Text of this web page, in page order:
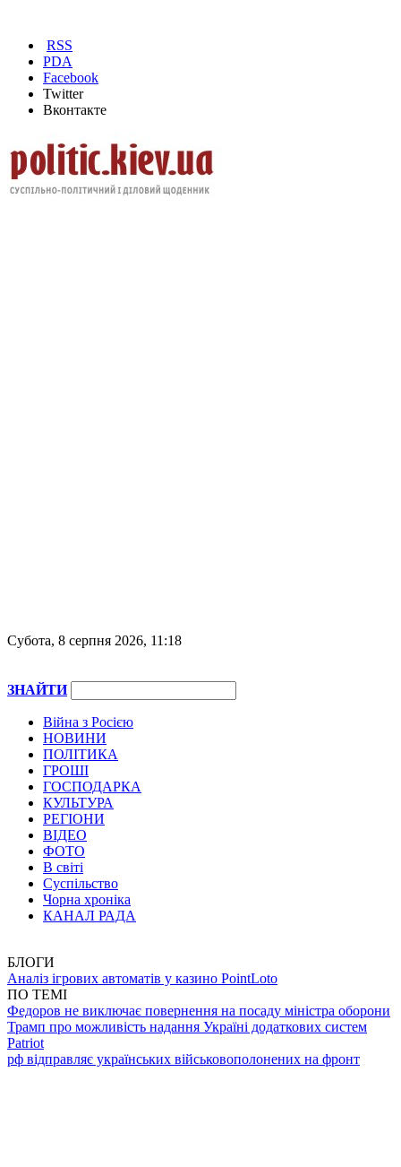
RSS
PDA
Facebook
Twitter
Вконтакте
Субота, 8 серпня 2026, 11:18
ЗНАЙТИ
Війна з Росією
НОВИНИ
ПОЛІТИКА
ГРОШІ
ГОСПОДАРКА
КУЛЬТУРА
РЕГІОНИ
ВІДЕО
ФОТО
В світі
Суспільство
Чорна хроніка
КАНАЛ РАДА
БЛОГИ
Аналіз ігрових автоматів у казино PointLoto
ПО ТЕМІ
Федоров не виключає повернення на посаду міністра оборони
Трамп про можливість надання Україні додаткових систем
Patriot
рф відправляє українських військовополонених на фронт